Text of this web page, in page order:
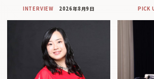
INTERVIEW 2026年8月9日 PICK